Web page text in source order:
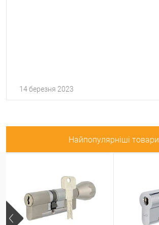
14 березня 2023
Найпопулярніші товари